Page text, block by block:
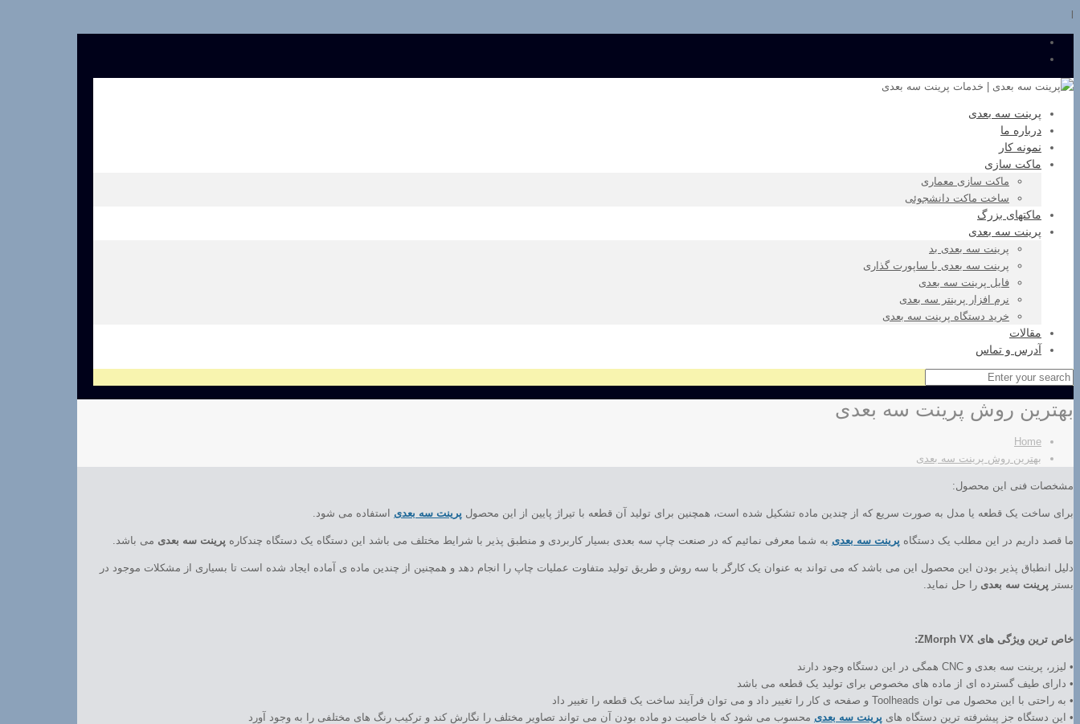
پرینت سه بعدی
درباره ما
نمونه کار
ماکت سازی
ماکت سازی معماری
ساخت ماکت دانشجوئی
ماکتهای بزرگ
پرینت سه بعدی
پرینت سه بعدی بد
پرینت سه بعدی با ساپورت گذاری
فایل پرینت سه بعدی
نرم افزار پرینتر سه بعدی
خرید دستگاه پرینت سه بعدی
مقالات
آدرس و تماس
بهترین روش پرینت سه بعدی
Home
بهترین روش پرینت سه بعدی
مشخصات فنی این محصول:
برای ساخت یک قطعه یا مدل به صورت سریع که از چندین ماده تشکیل شده است، همچنین برای تولید آن قطعه با تیراژ پایین از این محصول پرینت سه بعدی استفاده می شود.
ما قصد داریم در این مطلب یک دستگاه پرینت سه بعدی به شما معرفی نمائیم که در صنعت چاپ سه بعدی بسیار کاربردی و منطبق پذیر با شرایط مختلف می باشد این دستگاه یک دستگاه چندکاره پرینت سه بعدی می باشد.
دلیل انطباق پذیر بودن این محصول این می باشد که می تواند به عنوان یک کارگر با سه روش و طریق تولید متفاوت عملیات چاپ را انجام دهد و همچنین از چندین ماده ی آماده ایجاد شده است تا بسیاری از مشکلات موجود در
بستر پرینت سه بعدی را حل نماید.
خاص ترین ویژگی های ZMorph VX:
• لیزر، پرینت سه بعدی و CNC همگی در این دستگاه وجود دارند
• دارای طیف گسترده ای از ماده های مخصوص برای تولید یک قطعه می باشد
• به راحتی با این محصول می توان Toolheads و صفحه ی کار را تغییر داد و می توان فرآیند ساخت یک قطعه را تغییر داد
• این دستگاه جز پیشرفته ترین دستگاه های پرینت سه بعدی محسوب می شود که با خاصیت دو ماده بودن آن می تواند تصاویر مختلف را نگارش کند و ترکیب رنگ های مختلفی را به وجود آورد